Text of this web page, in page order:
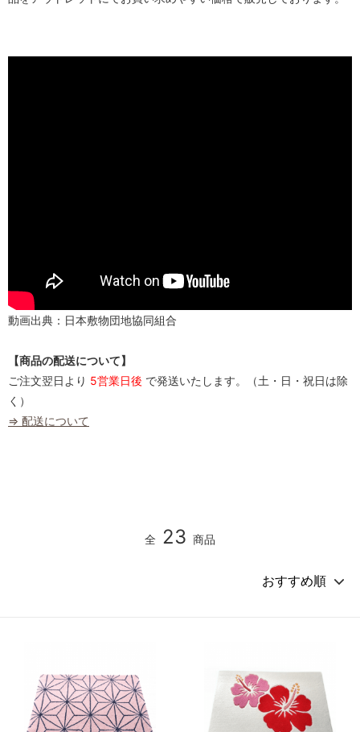
動画出典：日本敷物団地協同組合
【商品の配送について】
ご注文翌日より 5営業日後 で発送いたします。（土・日・祝日は除
く）
⇒ 配送について
全 23 商品